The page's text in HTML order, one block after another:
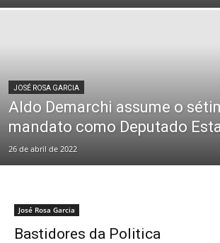
JOSÉ ROSA GARCIA
Aldo Demarchi assume o
mandato como Deputado
26 de abril de 2022
José Rosa Garcia
Bastidores da Politica